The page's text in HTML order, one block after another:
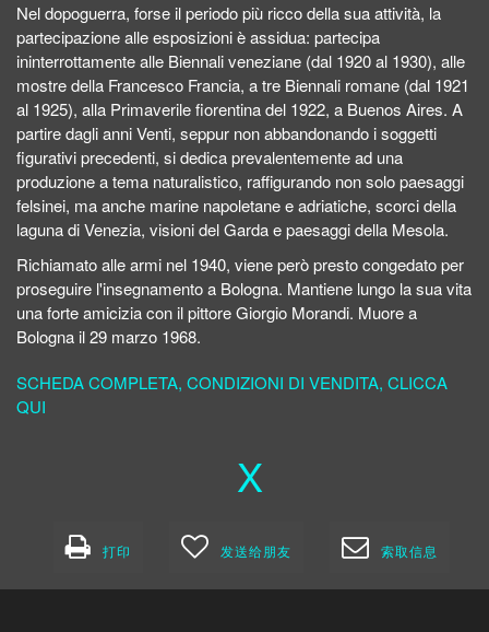
Nel dopoguerra, forse il periodo più ricco della sua attività, la
partecipazione alle esposizioni è assidua: partecipa
ininterrottamente alle Biennali veneziane (dal 1920 al 1930), alle
mostre della Francesco Francia, a tre Biennali romane (dal 1921
al 1925), alla Primaverile fiorentina del 1922, a Buenos Aires. A
partire dagli anni Venti, seppur non abbandonando i soggetti
figurativi precedenti, si dedica prevalentemente ad una
produzione a tema naturalistico, raffigurando non solo paesaggi
felsinei, ma anche marine napoletane e adriatiche, scorci della
laguna di Venezia, visioni del Garda e paesaggi della Mesola.
Richiamato alle armi nel 1940, viene però presto congedato per
proseguire l'insegnamento a Bologna. Mantiene lungo la sua vita
una forte amicizia con il pittore Giorgio Morandi. Muore a
Bologna il 29 marzo 1968.
SCHEDA COMPLETA, CONDIZIONI DI VENDITA, CLICCA
QUI
X
打印 发送给朋友 索取信息